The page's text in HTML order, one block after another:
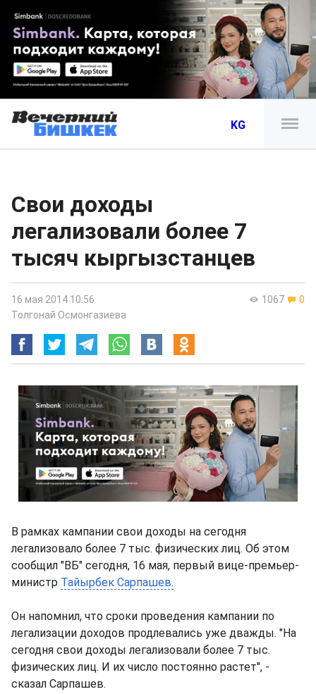
KG
Свои доходы
легализовали более 7
тысяч кыргызстанцев
1067 0
16 мая 2014 10:56
Толгонай Осмонгазиева
В рамках кампании свои доходы на сегодня
легализовало более 7 тыс. физических лиц. Об этом
сообщил "ВБ" сегодня, 16 мая, первый вице-премьер-
министр Тайырбек Сарпашев.
Он напомнил, что сроки проведения кампании по
легализации доходов продлевались уже дважды. "На
сегодня свои доходы легализовали более 7 тыс.
физических лиц. И их число постоянно растет", -
сказал Сарпашев.